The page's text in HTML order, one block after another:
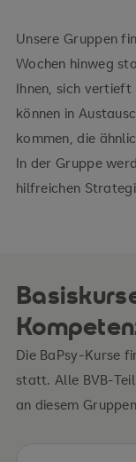
Unsere Gruppen
Wochen hinweg
Ihnen, sich vertieft
können in
kommen, die
In der Gruppe
hilfreichen
Die BaPsy-Kurse
statt. Alle BVB-
an diesem